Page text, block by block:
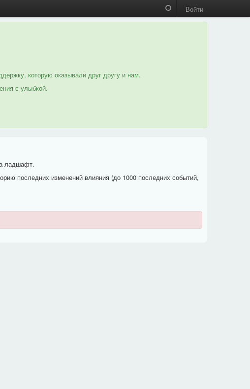
Войти
которую оказывали друг другу и нам.
с улыбкой.
ладшафт.
последних изменений влияния (до 1000 последних событий,